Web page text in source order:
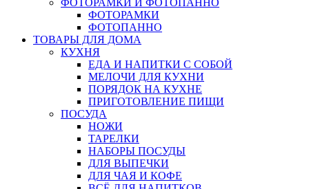
ФОТОРАМКИ И ФОТОПАННО
ФОТОРАМКИ
ФОТОПАННО
ТОВАРЫ ДЛЯ ДОМА
КУХНЯ
ЕДА И НАПИТКИ С СОБОЙ
МЕЛОЧИ ДЛЯ КУХНИ
ПОРЯДОК НА КУХНЕ
ПРИГОТОВЛЕНИЕ ПИЩИ
ПОСУДА
НОЖИ
ТАРЕЛКИ
НАБОРЫ ПОСУДЫ
ДЛЯ ВЫПЕЧКИ
ДЛЯ ЧАЯ И КОФЕ